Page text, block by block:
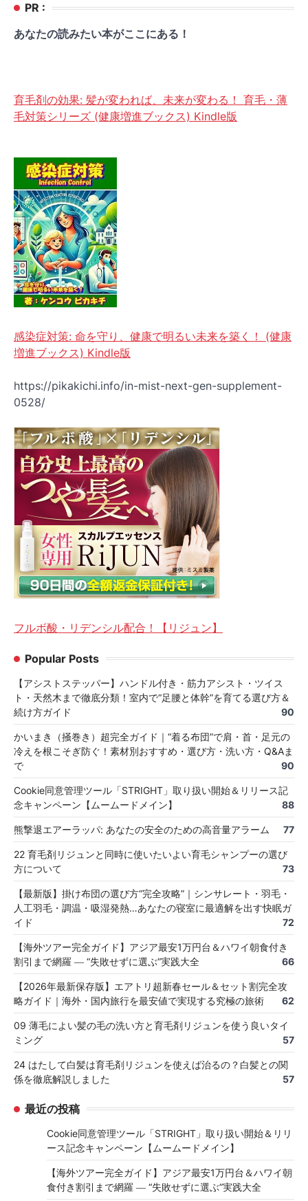
PR :
あなたの読みたい本がここにある！
育毛剤の効果: 髪が変われば、未来が変わる！ 育毛・薄
毛対策シリーズ (健康増進ブックス) Kindle版
感染症対策: 命を守り、健康で明るい未来を築く！ (健康
増進ブックス) Kindle版
https://pikakichi.info/in-mist-next-gen-supplement-
0528/
フルボ酸・リデンシル配合！【リジュン】
Popular Posts
【アシストステッパー】ハンドル付き・筋力アシスト・ツイス
ト・天然木まで徹底分類！室内で“足腰と体幹”を育てる選び方＆
続け方ガイド
90
かいまき（掻巻き）超完全ガイド｜“着る布団”で肩・首・足元の
冷えを根こそぎ防ぐ！素材別おすすめ・選び方・洗い方・Q&Aま
で
90
Cookie同意管理ツール「STRIGHT」取り扱い開始＆リリース記
念キャンペーン【ムームードメイン】
88
熊撃退エアーラッパ: あなたの安全のための高音量アラーム 77
22 育毛剤リジュンと同時に使いたいよい育毛シャンプーの選び
方について
73
【最新版】掛け布団の選び方“完全攻略”｜シンサレート・羽毛・
人工羽毛・調温・吸湿発熱…あなたの寝室に最適解を出す快眠ガ
イド
72
【海外ツアー完全ガイド】アジア最安1万円台＆ハワイ朝食付き
割引まで網羅 ― “失敗せずに選ぶ”実践大全
66
【2026年最新保存版】エアトリ超新春セール＆セット割完全攻
略ガイド｜海外・国内旅行を最安値で実現する究極の旅術
62
09 薄毛によい髪の毛の洗い方と育毛剤リジュンを使う良いタイ
ミング
57
24 はたして白髪は育毛剤リジュンを使えば治るの？白髪との関
係を徹底解説しました
57
最近の投稿
Cookie同意管理ツール「STRIGHT」取り扱い開始＆リリ
ース記念キャンペーン【ムームードメイン】
【海外ツアー完全ガイド】アジア最安1万円台＆ハワイ朝
食付き割引まで網羅 ― “失敗せずに選ぶ”実践大全